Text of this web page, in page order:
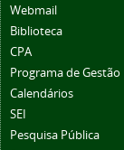
Webmail
Biblioteca
CPA
Programa de Gestão
Calendários
SEI
Pesquisa Pública